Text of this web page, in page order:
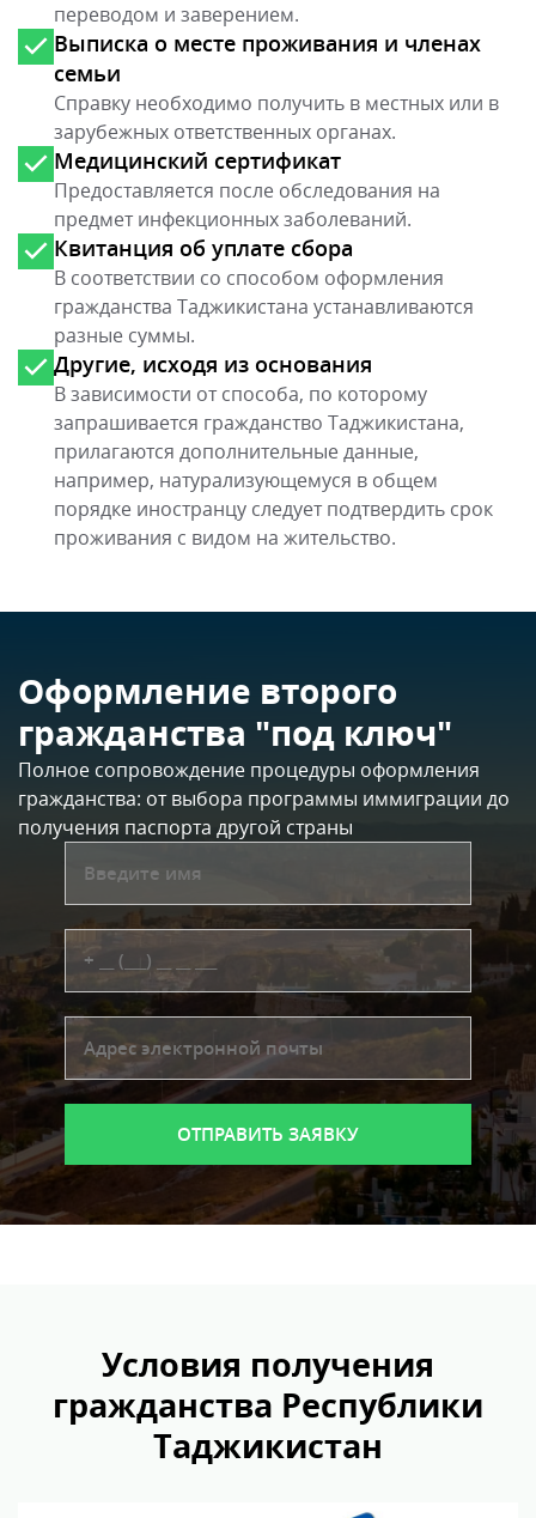
переводом и заверением.
Выписка о месте проживания и членах
семьи
Справку необходимо получить в местных или в
зарубежных ответственных органах.
Медицинский сертификат
Предоставляется после обследования на
предмет инфекционных заболеваний.
Квитанция об уплате сбора
В соответствии со способом оформления
гражданства Таджикистана устанавливаются
разные суммы.
Другие, исходя из основания
В зависимости от способа, по которому
запрашивается гражданство Таджикистана,
прилагаются дополнительные данные,
например, натурализующемуся в общем
порядке иностранцу следует подтвердить срок
проживания с видом на жительство.
Оформление второго
гражданства "под ключ"
Полное сопровождение процедуры оформления
гражданства: от выбора программы иммиграции до
получения паспорта другой страны
Условия получения
гражданства Республики
Таджикистан